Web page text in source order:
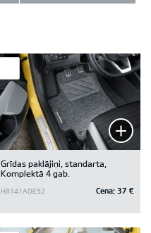
Grīdas paklājiņi, standarta,
Komplektā 4 gab.
H8141ADE52 Cena: 37 €